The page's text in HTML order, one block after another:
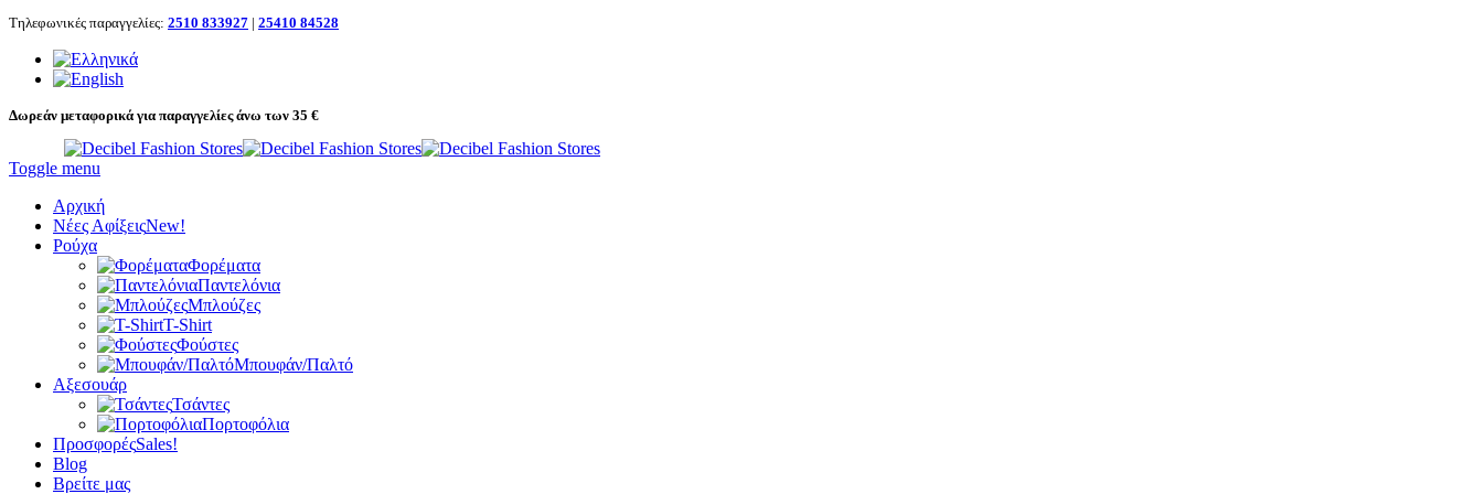
Τηλεφωνικές παραγγελίες: 2510 833927 | 25410 84528
Δωρεάν μεταφορικά για παραγγελίες άνω των 35 €
Toggle menu
Αρχική
Νέες ΑφίξειςNew!
Ρούχα
Φορέματα
Παντελόνια
Μπλούζες
T-Shirt
Φούστες
Μπουφάν/Παλτό
Αξεσουάρ
Τσάντες
Πορτοφόλια
ΠροσφορέςSales!
Blog
Βρείτε μας